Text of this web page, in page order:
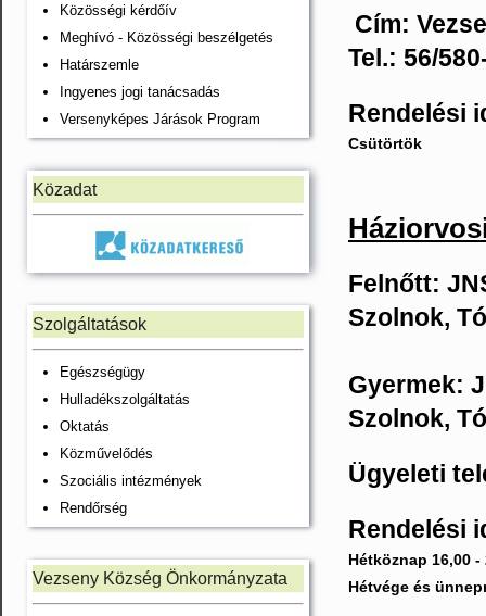
Közösségi kérdőív
Meghívó - Közösségi beszélgetés
Határszemle
Ingyenes jogi tanácsadás
Versenyképes Járások Program
Közadat
Szolgáltatások
Egészségügy
Hulladékszolgáltatás
Oktatás
Közművelődés
Szociális intézmények
Rendőrség
Vezseny Község Önkormányzata
Cím:
Tel.: 56/
Rendelési
Csütörtök
Felnőtt:
Szolnok,
Gyermek:
Szolnok,
Ügyeleti
Rendelési
Hétköznap 16,00 -
Hétvége és